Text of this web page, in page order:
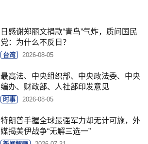
日感谢郑丽文捐款“青鸟”气炸，质问国民
党：为什么不反日？
台湾 2026-08-05
最高法、中央组织部、中央政法委、中央
编办、财政部、人社部印发意见
时事 2026-08-05
特朗普手握全球最强军力却无计可施，外
媒揭美伊战争“无解三选一”